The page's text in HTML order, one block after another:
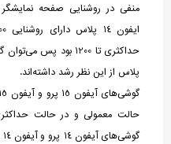
پلاس از این نظر رشد داشته‌اند.